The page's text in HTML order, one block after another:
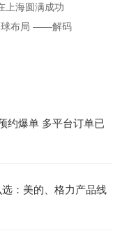
上海圆满成功
球布局 ——解码
约爆单 多平台订单已
：美的、格力产品线